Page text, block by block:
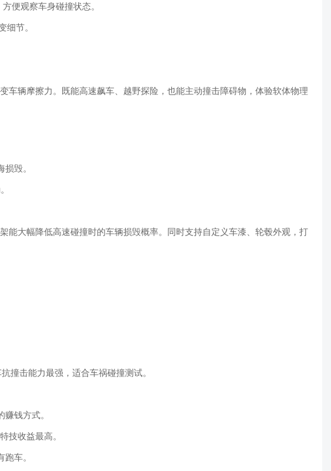
便观察车身碰撞状态。
节。
辆摩擦力。既能高速飙车、越野探险，也能主动撞击障碍物，体验软体物理
毁。
大幅降低高速碰撞时的车辆损毁概率。同时支持自定义车漆、轮毂外观，打
撞击能力最强，适合车祸碰撞测试。
钱方式。
技收益最高。
车。